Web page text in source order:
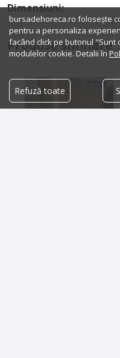
Dimensiuni:
Produse similare
bursadehoreca.ro folosește
pentru a personaliza
facând click pe butonul "Sunt
modulelor cookie. Detalii în
Refuză toate